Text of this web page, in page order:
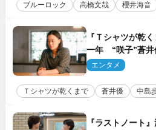
ブルーロック 高橋文哉 櫻井海音
『Ｔシャツが乾
一年 “咲子”蒼井
しあえる関係に
エンタメ
Ｔシャツが乾くまで 蒼井優 中島
『ラストノート